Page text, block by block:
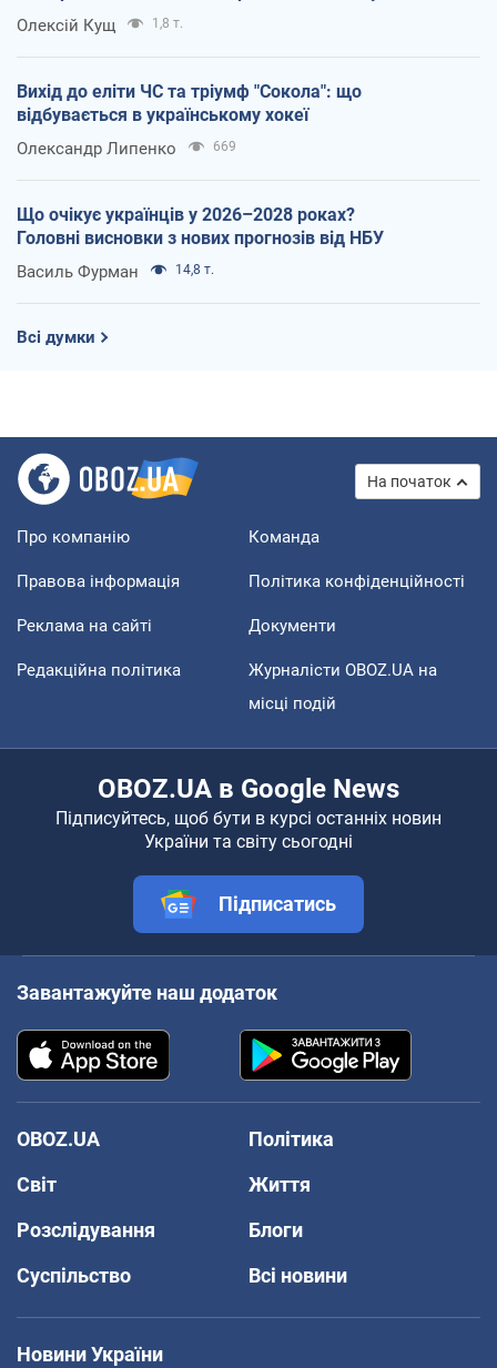
Олексій Кущ 1,8 т.
Вихід до еліти ЧС та тріумф "Сокола": що
відбувається в українському хокеї
Олександр Липенко 669
Що очікує українців у 2026–2028 роках?
Головні висновки з нових прогнозів від НБУ
Василь Фурман 14,8 т.
Всі думки
На початок
Про компанію Команда
Правова інформація Політика конфіденційності
Реклама на сайті Документи
Редакційна політика
Журналісти OBOZ.UA на
місці подій
OBOZ.UA в Google News
Підписуйтесь, щоб бути в курсі останніх новин
України та світу сьогодні
Підписатись
Завантажуйте наш додаток
OBOZ.UA
Політика
Світ
Життя
Розслідування
Блоги
Суспільство
Всі новини
Новини України